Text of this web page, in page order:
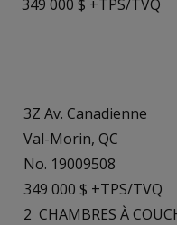
349 000 $ +TPS/TVQ
3Z Av. Canadienne
Val-Morin, QC
No. 19009508
349 000 $ +TPS/TVQ
2 CHAMBRES À